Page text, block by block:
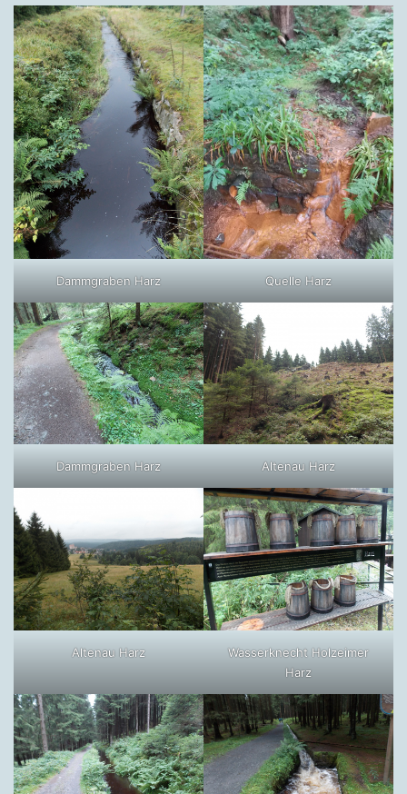
Dammgraben Harz Quelle Harz
Dammgraben Harz Altenau Harz
Altenau Harz
Wasserknecht Holzeimer
Harz